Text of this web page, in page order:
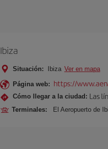
Ibiza
Situación: Ibiza Ver en mapa
Página web: https://
Cómo llegar a la ciudad: Las
Terminales: El Aeropuerto de